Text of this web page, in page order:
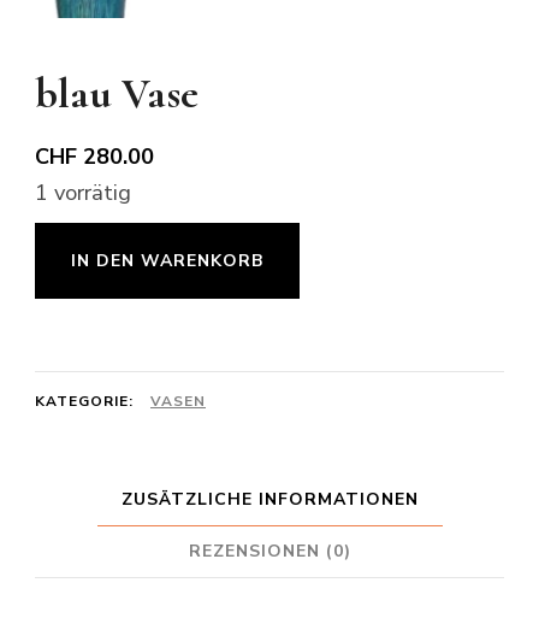
blau Vase
CHF 280.00
1 vorrätig
IN DEN WARENKORB
KATEGORIE: VASEN
ZUSÄTZLICHE INFORMATIONEN
REZENSIONEN (0)